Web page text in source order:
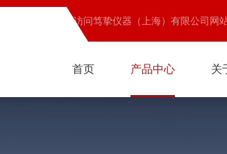
欢迎访问笃挚仪器（上海）有限公司网
首页 产品中心 关